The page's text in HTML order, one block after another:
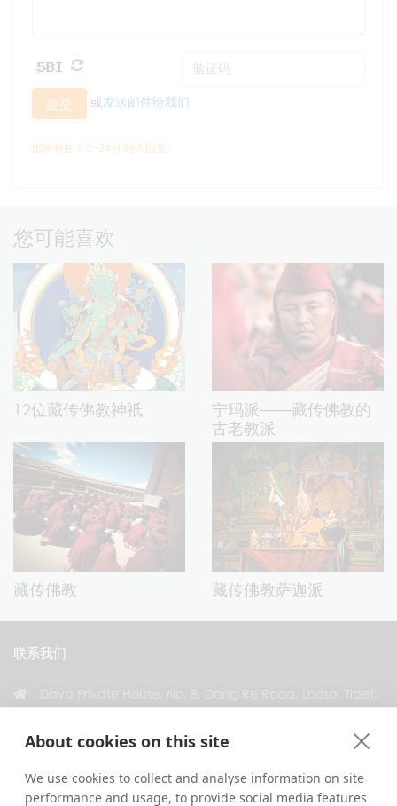
About cookies on this site
We use cookies to collect and analyse information on site
performance and usage, to provide social media features
提交 或发送邮件给我们
邮件将在 0.5~24 小时内回复。
您可能喜欢
12位藏传佛教神祇
宁玛派——藏传佛教的
古老教派
藏传佛教 藏传佛教萨迦派
联系我们
China
+86 18583346229
inquiry@greattibettour.com